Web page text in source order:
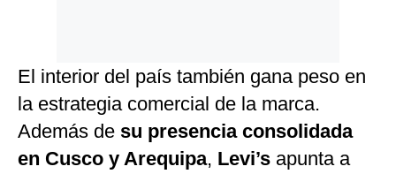
El interior del país también gana peso en
la estrategia comercial de la marca.
Además de su presencia consolidada
en Cusco y Arequipa, Levi’s apunta a